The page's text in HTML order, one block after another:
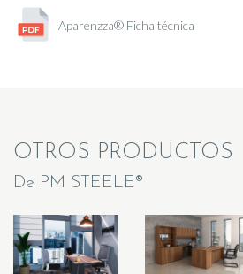
Aparenzza® Ficha técnica
OTROS PRODUCTOS
De PM STEELE®